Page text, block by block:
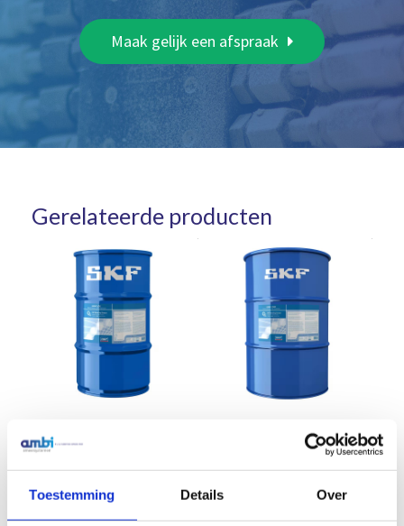
Toestemming Details Over
Maak gelijk een afspraak
Gerelateerde producten
SKF Vet LGWM 1 50KG
vetdrum
€1.591,49 Excl. btw
SKF Vet LGWM 1 180KG
€3.376,59 Excl. btw